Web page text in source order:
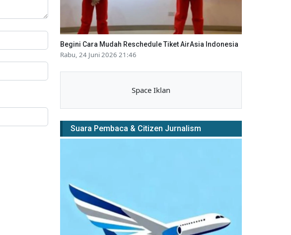
Begini Cara Mudah Reschedule Tiket AirAsia Indonesia
Rabu, 24 Juni 2026 21:46
Space Iklan
Suara Pembaca & Citizen Jurnalism